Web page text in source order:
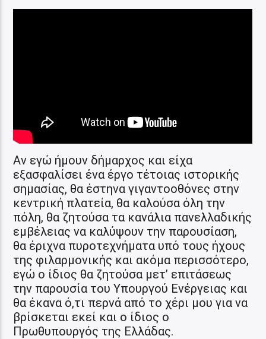
Αν εγώ ήμουν δήμαρχος και είχα
εξασφαλίσει ένα έργο τέτοιας ιστορικής
σημασίας, θα έστηνα γιγαντοοθόνες στην
κεντρική πλατεία, θα καλούσα όλη την
πόλη, θα ζητούσα τα κανάλια πανελλαδικής
εμβέλειας να καλύψουν την παρουσίαση,
θα έριχνα πυροτεχνήματα υπό τους ήχους
της φιλαρμονικής και ακόμα περισσότερο,
εγώ ο ίδιος θα ζητούσα μετ’ επιτάσεως
την παρουσία του Υπουργού Ενέργειας και
θα έκανα ό,τι περνά από το χέρι μου για να
βρίσκεται εκεί και ο ίδιος ο
Πρωθυπουργός της Ελλάδας.